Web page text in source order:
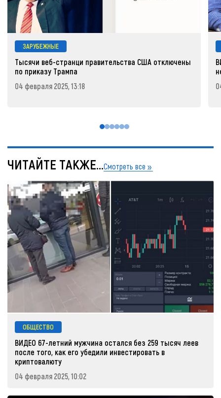
ЗАРУБЕЖНЫЕ
Тысячи веб-странци правительства США отключены
по приказу Трампа
04 февраля 2025, 13:18
ЧИТАЙТЕ ТАКЖЕ...Смотреть все
ОБЩЕСТВО
ВИДЕО 67-летний мужчина остался без 259 тысяч леев
после того, как его убедили инвестировать в
криптовалюту
04 февраля 2025, 10:02